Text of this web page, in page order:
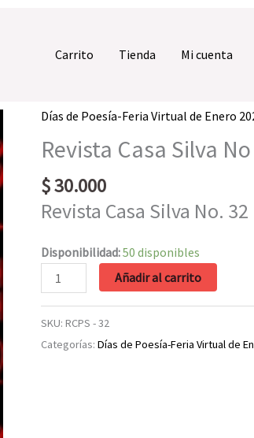
Carrito Tienda Mi cuenta
Días de Poesía-Feria Virtual de Enero
Revista Casa Silva
$30.000
Revista Casa Silva No. 32
Disponibilidad:50 disponibles
Revista
Casa
Añadir al carrito
SKU: RCPS - 32
Categorías: Días de Poesía-Feria Virtual de